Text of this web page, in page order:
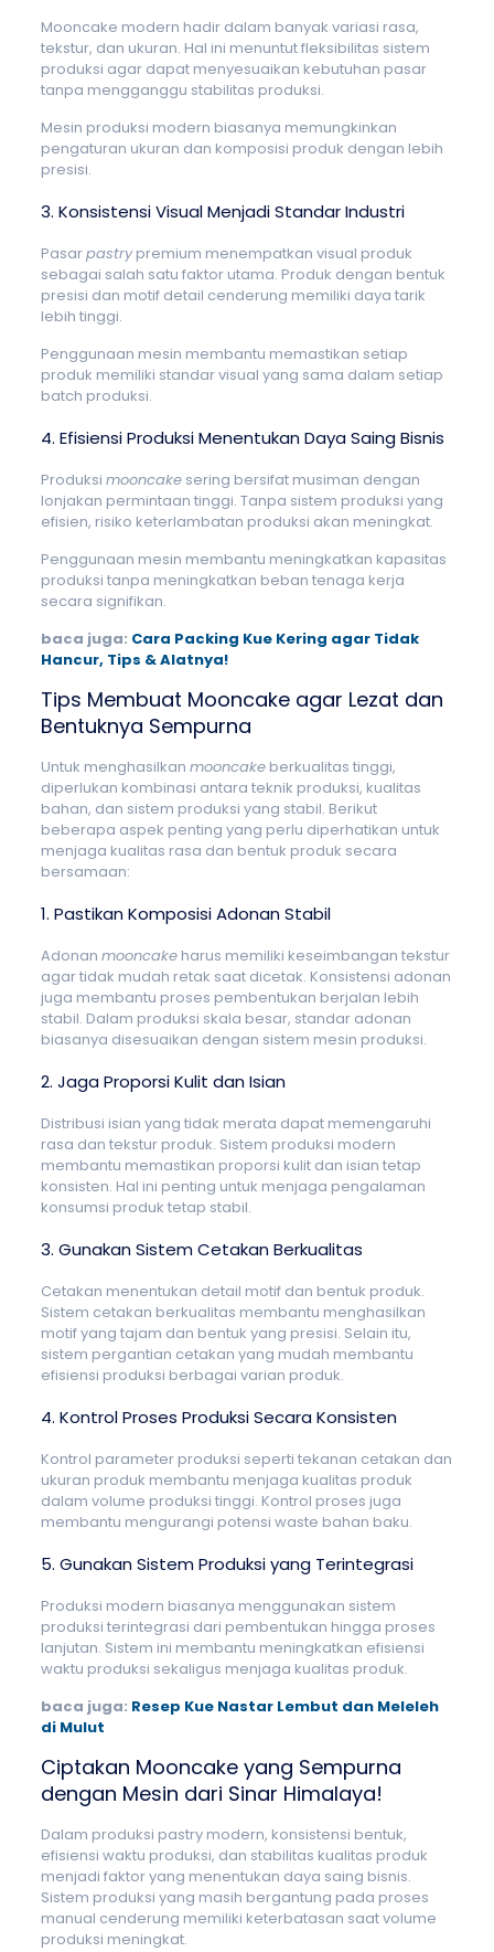
Mooncake modern hadir dalam banyak variasi rasa,
tekstur, dan ukuran. Hal ini menuntut fleksibilitas sistem
produksi agar dapat menyesuaikan kebutuhan pasar
tanpa mengganggu stabilitas produksi.
Mesin produksi modern biasanya memungkinkan
pengaturan ukuran dan komposisi produk dengan lebih
presisi.
3. Konsistensi Visual Menjadi Standar Industri
Pasarpastrypremium menempatkan visual produk
sebagai salah satu faktor utama. Produk dengan bentuk
presisi dan motif detail cenderung memiliki daya tarik
lebih tinggi.
Penggunaan mesin membantu memastikan setiap
produk memiliki standar visual yang sama dalam setiap
batch produksi.
4. Efisiensi Produksi Menentukan Daya Saing Bisnis
Produksi mooncakesering bersifat musiman dengan
lonjakan permintaan tinggi. Tanpa sistem produksi yang
efisien, risiko keterlambatan produksi akan meningkat.
Penggunaan mesin membantu meningkatkan kapasitas
produksi tanpa meningkatkan beban tenaga kerja
secara signifikan.
baca juga: Cara Packing Kue Kering agar Tidak
Hancur, Tips & Alatnya!
Tips Membuat Mooncake agar Lezat dan
Bentuknya Sempurna
Untuk menghasilkan mooncakeberkualitas tinggi,
diperlukan kombinasi antara teknik produksi, kualitas
bahan, dan sistem produksi yang stabil. Berikut
beberapa aspek penting yang perlu diperhatikan untuk
menjaga kualitas rasa dan bentuk produk secara
bersamaan:
1. Pastikan Komposisi Adonan Stabil
Adonan mooncakeharus memiliki keseimbangan tekstur
agar tidak mudah retak saat dicetak. Konsistensi adonan
juga membantu proses pembentukan berjalan lebih
stabil. Dalam produksi skala besar, standar adonan
biasanya disesuaikan dengan sistem mesin produksi.
2. Jaga Proporsi Kulit dan Isian
Distribusi isian yang tidak merata dapat memengaruhi
rasa dan tekstur produk. Sistem produksi modern
membantu memastikan proporsi kulit dan isian tetap
konsisten. Hal ini penting untuk menjaga pengalaman
konsumsi produk tetap stabil.
3. Gunakan Sistem Cetakan Berkualitas
Cetakan menentukan detail motif dan bentuk produk.
Sistem cetakan berkualitas membantu menghasilkan
motif yang tajam dan bentuk yang presisi. Selain itu,
sistem pergantian cetakan yang mudah membantu
efisiensi produksi berbagai varian produk.
4. Kontrol Proses Produksi Secara Konsisten
Kontrol parameter produksi seperti tekanan cetakan dan
ukuran produk membantu menjaga kualitas produk
dalam volume produksi tinggi. Kontrol proses juga
membantu mengurangi potensi waste bahan baku.
5. Gunakan Sistem Produksi yang Terintegrasi
Produksi modern biasanya menggunakan sistem
produksi terintegrasi dari pembentukan hingga proses
lanjutan. Sistem ini membantu meningkatkan efisiensi
waktu produksi sekaligus menjaga kualitas produk.
baca juga: Resep Kue Nastar Lembut dan Meleleh
di Mulut
Ciptakan Mooncake yang Sempurna
dengan Mesin dari Sinar Himalaya!
Dalam produksi pastry modern, konsistensi bentuk,
efisiensi waktu produksi, dan stabilitas kualitas produk
menjadi faktor yang menentukan daya saing bisnis.
Sistem produksi yang masih bergantung pada proses
manual cenderung memiliki keterbatasan saat volume
produksi meningkat.